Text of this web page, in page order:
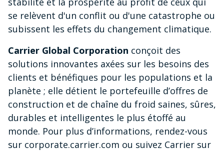
se relèvent d'un conflit ou d'une catastrophe ou
subissent les effets du changement climatique.
Carrier Global Corporation conçoit des
solutions innovantes axées sur les besoins des
clients et bénéfiques pour les populations et la
planète ; elle détient le portefeuille d’offres de
construction et de chaîne du froid saines, sûres,
durables et intelligentes le plus étoffé au
monde. Pour plus d’informations, rendez-vous
sur corporate.carrier.com ou suivez Carrier sur